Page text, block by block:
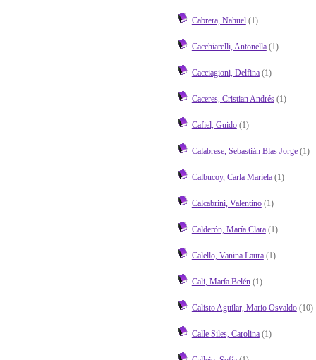
Cabrera, Nahuel(1)
Cacchiarelli, Antonella(1)
Cacciagioni, Delfina(1)
Caceres, Cristian Andrés(1)
Cafiel, Guido(1)
Calabrese, Sebastián Blas Jorge(1)
Calbucoy, Carla Mariela(1)
Calcabrini, Valentino(1)
Calderón, María Clara(1)
Calello, Vanina Laura(1)
Cali, María Belén(1)
Calisto Aguilar, Mario Osvaldo(10)
Calle Siles, Carolina(1)